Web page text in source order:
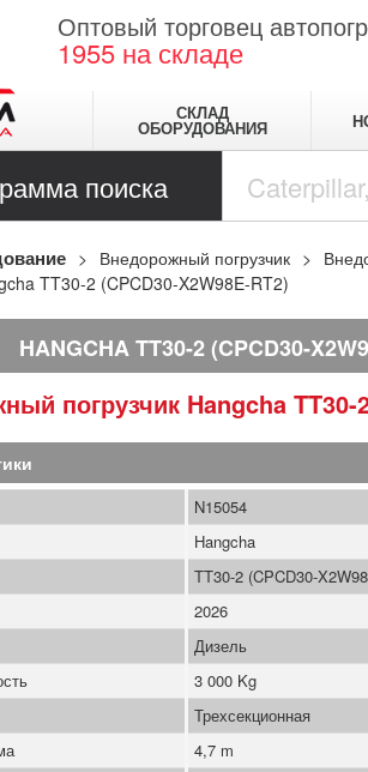
Оптовый торговец
1955 на складе
СКЛАД
ОБОРУДОВАНИЯ
поиска
Внедорожный погрузчик
TT30-2 (CPCD30-X2W98E-RT2)
HANGCHA TT30-2 (CPCD30-
погрузчик Hangcha TT30-
N15054
Hangcha
TT30-2 (CPCD30-
2026
Дизель
3 000 Kg
Трехсекционная
4,7 m